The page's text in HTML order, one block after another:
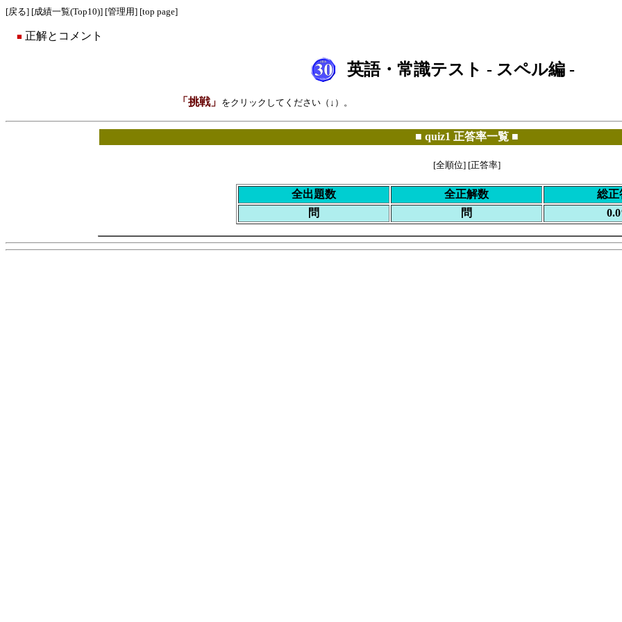
[戻る] [成績一覧(Top10)] [管理用] [top page]
■ 正解とコメント
英語・常識テスト - スペル編 -
「挑戦」 をクリックしてください（↓）。
■ quiz1 正答率一覧 ■
[全順位] [正答率]
全出題数 全正解数
総正
問
問